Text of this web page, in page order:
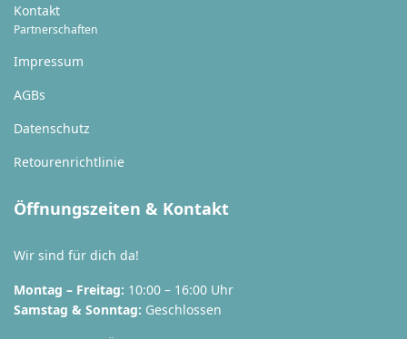
Kontakt
Partnerschaften
Impressum
AGBs
Datenschutz
Retourenrichtlinie
Öffnungszeiten & Kontakt
Wir sind für dich da!
Montag – Freitag: 10:00 – 16:00 Uhr
Samstag & Sonntag: Geschlossen